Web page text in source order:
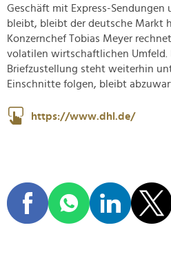
Geschäft mit Express-Sendungen
bleibt, bleibt der deutsche Markt
Konzernchef Tobias Meyer
volatilen wirtschaftlichen Umfeld.
Briefzustellung steht weiterhin
Einschnitte folgen, bleibt
https://www.dhl.de/